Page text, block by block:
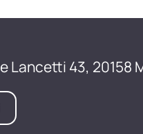
Lancetti 43, 20158